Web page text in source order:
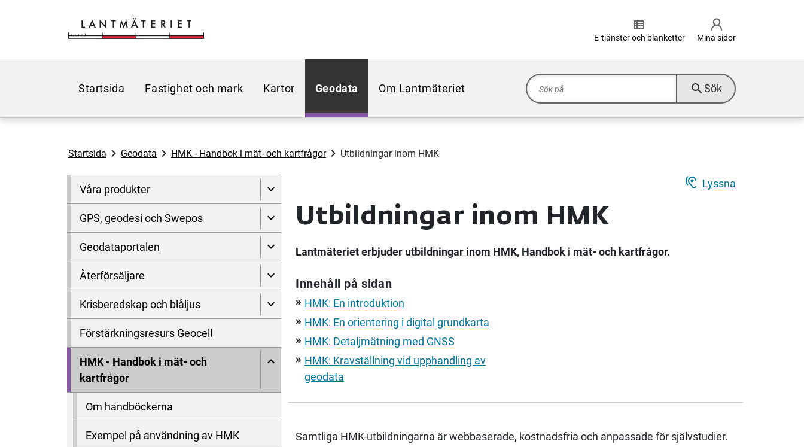
view_list
E-tjänster och blanketter Mina sidor
Startsida Fastighet och mark Kartor Geodata Om Lantmäteriet search Sök
Startsida Geodata HMK - Handbok i mät- och kartfrågor Utbildningar inom HMK
Våra produkter
GPS, geodesi och Swepos
Geodataportalen
Återförsäljare
Krisberedskap och blåljus
Förstärkningsresurs Geocell
HMK - Handbok i mät- och
kartfrågor
Om handböckerna
Exempel på användning av HMK
hearing Lyssna
Utbildningar inom HMK
Lantmäteriet erbjuder utbildningar inom HMK, Handbok i mät- och kartfrågor.
Innehåll på sidan
double_arrow HMK: En introduktion
double_arrow HMK: En orientering i digital grundkarta
double_arrow HMK: Detaljmätning med GNSS
double_arrow HMK: Kravställning vid upphandling av
geodata
Samtliga HMK-utbildningarna är webbaserade, kostnadsfria och anpassade för självstudier.